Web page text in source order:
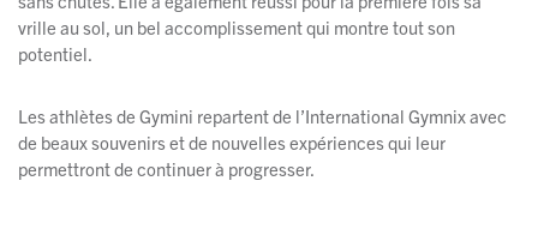
vrille au sol, un bel accomplissement qui montre tout son
potentiel.
Les athlètes de Gymini repartent de l’International Gymnix avec
de beaux souvenirs et de nouvelles expériences qui leur
permettront de continuer à progresser.